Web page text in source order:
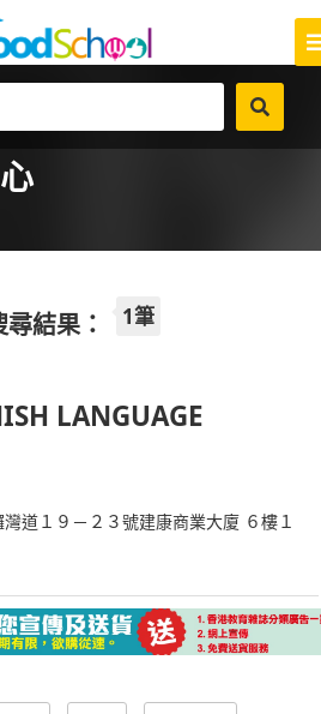
結果： 1筆
LANGUAGE
道１９－２３號建康商業大廈 ６樓１